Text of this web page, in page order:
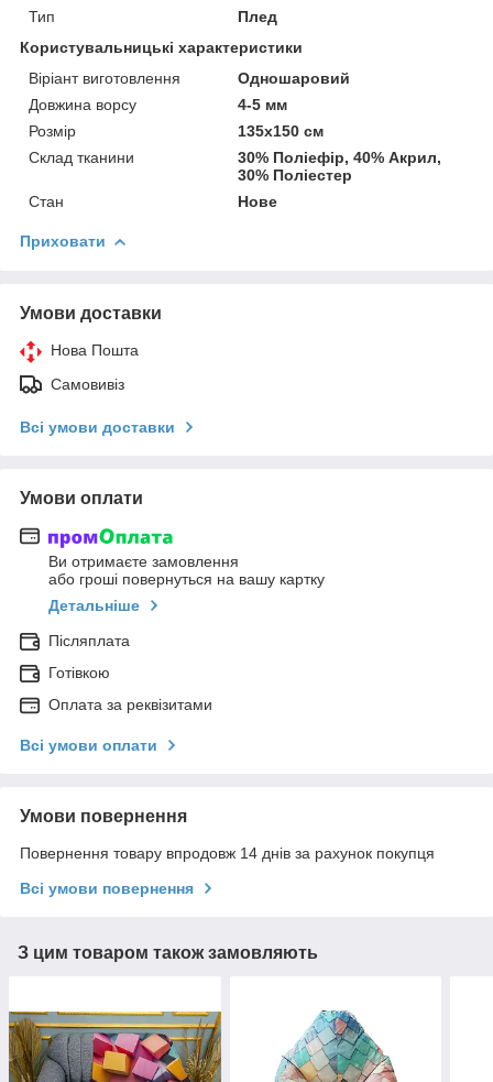
Тип
Плед
Користувальницькі характеристики
Віріант виготовлення
Одношаровий
Довжина ворсу
4-5 мм
Розмір
135х150 см
Склад тканини
30% Поліефір, 40% Акрил,
30% Поліестер
Стан
Нове
Приховати
Умови доставки
Нова Пошта
Самовивіз
Всі умови доставки
Умови оплати
Ви отримаєте замовлення
або гроші повернуться на вашу картку
Детальніше
Післяплата
Готівкою
Оплата за реквізитами
Всі умови оплати
Умови повернення
Повернення товару впродовж 14 днів за рахунок покупця
Всі умови повернення
З цим товаром також замовляють